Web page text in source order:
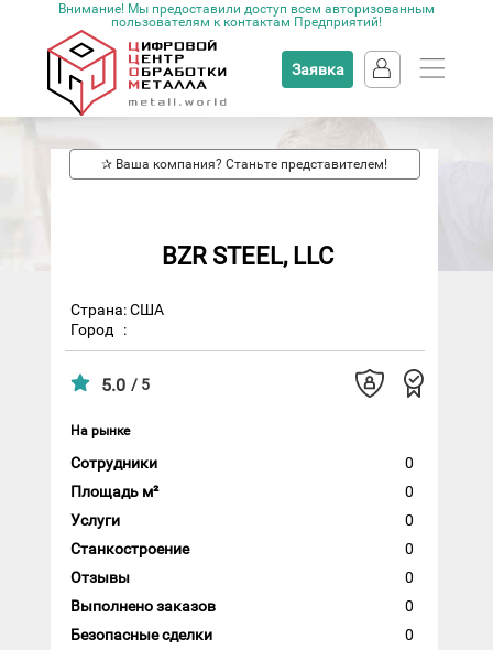
Внимание! Мы предоставили доступ всем авторизованным
пользователям к контактам Предприятий!
Заявка
✰ Ваша компания? Станьте представителем!
BZR STEEL, LLC
Страна: США
Город
:
5.0 / 5
На рынке
Сотрудники
0
Площадь м²
0
Услуги
0
Станкостроение
0
Отзывы
0
Выполнено заказов
0
Безопасные сделки
0